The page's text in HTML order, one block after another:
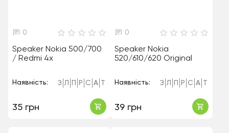
0
Speaker Nokia 500/700
/ Redmi 4x
Наявність: З Л Р С А
35 грн
0
Speaker Nokia
520/610/620 Original
Наявність: З Л Р С А
39 грн